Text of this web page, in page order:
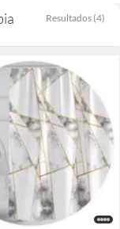
Resultados (4)